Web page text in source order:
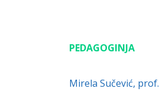
PEDAGOGINJA
Mirela Sučević, prof.